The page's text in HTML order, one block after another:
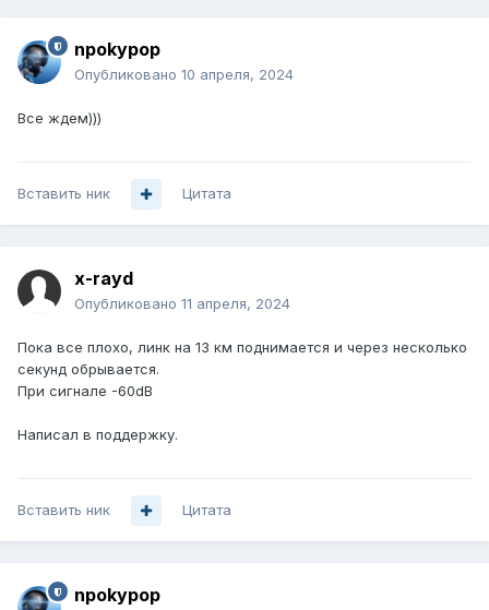
npokypop
Опубликовано 10 апреля, 2024
Все ждем)))
Вставить ник Цитата
x-rayd
Опубликовано 11 апреля, 2024
Пока все плохо, линк на 13 км поднимается и через несколько
секунд обрывается.
При сигнале -60dB
Написал в поддержку.
Вставить ник Цитата
npokypop